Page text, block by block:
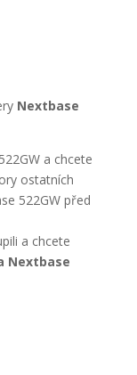
Nextbase
a chcete
ostatních
522GW před
a chcete
Nextbase